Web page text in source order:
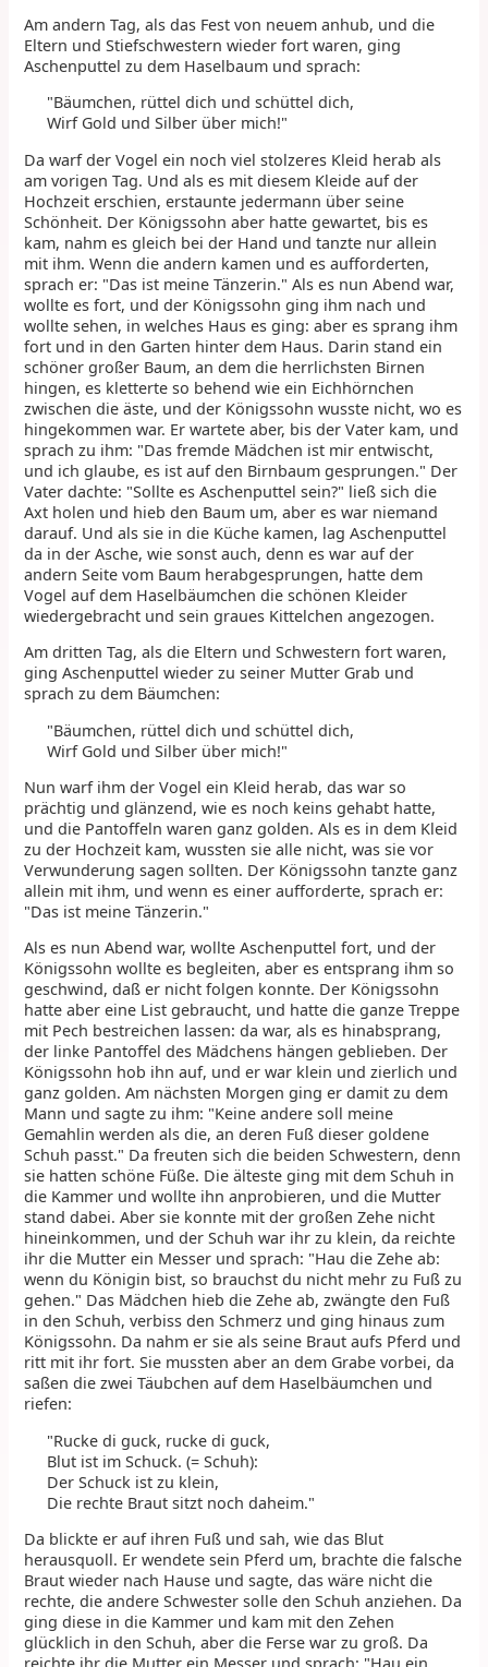
Am andern Tag, als das Fest von neuem anhub, und die
Eltern und Stiefschwestern wieder fort waren, ging
Aschenputtel zu dem Haselbaum und sprach:
"Bäumchen, rüttel dich und schüttel dich,
Wirf Gold und Silber über mich!"
Da warf der Vogel ein noch viel stolzeres Kleid herab als
am vorigen Tag. Und als es mit diesem Kleide auf der
Hochzeit erschien, erstaunte jedermann über seine
Schönheit. Der Königssohn aber hatte gewartet, bis es
kam, nahm es gleich bei der Hand und tanzte nur allein
mit ihm. Wenn die andern kamen und es aufforderten,
sprach er: "Das ist meine Tänzerin." Als es nun Abend war,
wollte es fort, und der Königssohn ging ihm nach und
wollte sehen, in welches Haus es ging: aber es sprang ihm
fort und in den Garten hinter dem Haus. Darin stand ein
schöner großer Baum, an dem die herrlichsten Birnen
hingen, es kletterte so behend wie ein Eichhörnchen
zwischen die äste, und der Königssohn wusste nicht, wo es
hingekommen war. Er wartete aber, bis der Vater kam, und
sprach zu ihm: "Das fremde Mädchen ist mir entwischt,
und ich glaube, es ist auf den Birnbaum gesprungen." Der
Vater dachte: "Sollte es Aschenputtel sein?" ließ sich die
Axt holen und hieb den Baum um, aber es war niemand
darauf. Und als sie in die Küche kamen, lag Aschenputtel
da in der Asche, wie sonst auch, denn es war auf der
andern Seite vom Baum herabgesprungen, hatte dem
Vogel auf dem Haselbäumchen die schönen Kleider
wiedergebracht und sein graues Kittelchen angezogen.
Am dritten Tag, als die Eltern und Schwestern fort waren,
ging Aschenputtel wieder zu seiner Mutter Grab und
sprach zu dem Bäumchen:
"Bäumchen, rüttel dich und schüttel dich,
Wirf Gold und Silber über mich!"
Nun warf ihm der Vogel ein Kleid herab, das war so
prächtig und glänzend, wie es noch keins gehabt hatte,
und die Pantoffeln waren ganz golden. Als es in dem Kleid
zu der Hochzeit kam, wussten sie alle nicht, was sie vor
Verwunderung sagen sollten. Der Königssohn tanzte ganz
allein mit ihm, und wenn es einer aufforderte, sprach er:
"Das ist meine Tänzerin."
Als es nun Abend war, wollte Aschenputtel fort, und der
Königssohn wollte es begleiten, aber es entsprang ihm so
geschwind, daß er nicht folgen konnte. Der Königssohn
hatte aber eine List gebraucht, und hatte die ganze Treppe
mit Pech bestreichen lassen: da war, als es hinabsprang,
der linke Pantoffel des Mädchens hängen geblieben. Der
Königssohn hob ihn auf, und er war klein und zierlich und
ganz golden. Am nächsten Morgen ging er damit zu dem
Mann und sagte zu ihm: "Keine andere soll meine
Gemahlin werden als die, an deren Fuß dieser goldene
Schuh passt." Da freuten sich die beiden Schwestern, denn
sie hatten schöne Füße. Die älteste ging mit dem Schuh in
die Kammer und wollte ihn anprobieren, und die Mutter
stand dabei. Aber sie konnte mit der großen Zehe nicht
hineinkommen, und der Schuh war ihr zu klein, da reichte
ihr die Mutter ein Messer und sprach: "Hau die Zehe ab:
wenn du Königin bist, so brauchst du nicht mehr zu Fuß zu
gehen." Das Mädchen hieb die Zehe ab, zwängte den Fuß
in den Schuh, verbiss den Schmerz und ging hinaus zum
Königssohn. Da nahm er sie als seine Braut aufs Pferd und
ritt mit ihr fort. Sie mussten aber an dem Grabe vorbei, da
saßen die zwei Täubchen auf dem Haselbäumchen und
riefen:
"Rucke di guck, rucke di guck,
Blut ist im Schuck. (= Schuh):
Der Schuck ist zu klein,
Die rechte Braut sitzt noch daheim."
Da blickte er auf ihren Fuß und sah, wie das Blut
herausquoll. Er wendete sein Pferd um, brachte die falsche
Braut wieder nach Hause und sagte, das wäre nicht die
rechte, die andere Schwester solle den Schuh anziehen. Da
ging diese in die Kammer und kam mit den Zehen
glücklich in den Schuh, aber die Ferse war zu groß. Da